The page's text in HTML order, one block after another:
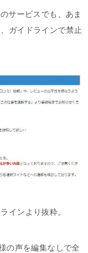
サービスでも、あま
ガイドラインで禁止
インより抜粋。
の声を編集なしで全